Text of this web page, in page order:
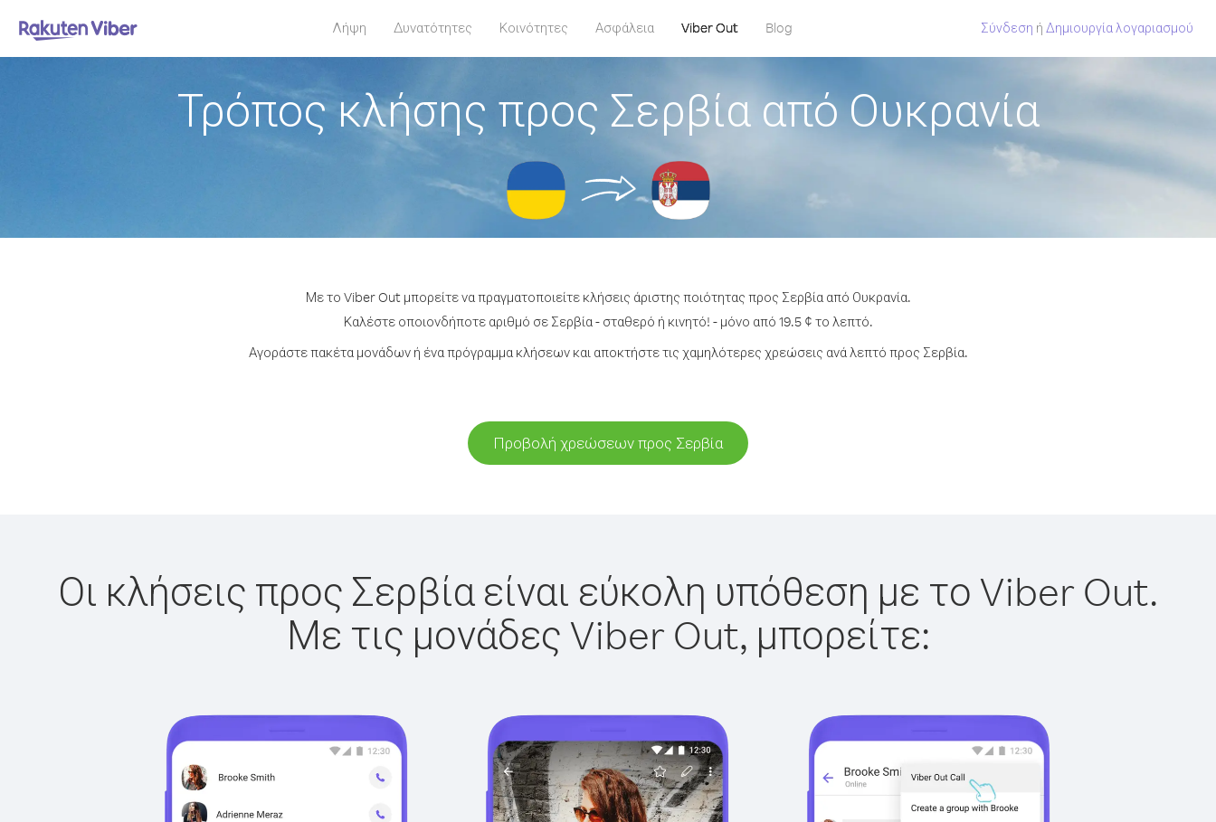
Λήψη Δυνατότητες Κοινότητες Ασφάλεια Viber Out Blog Σύνδεση ή Δημιουργία λογαριασμού
Τρόπος κλήσης προς Σερβία από Ουκρανία
Με το Viber Out μπορείτε να πραγματοποιείτε κλήσεις άριστης ποιότητας προς Σερβία από Ουκρανία.
Καλέστε οποιονδήποτε αριθμό σε Σερβία - σταθερό ή κινητό! - μόνο από 19.5 ¢ το λεπτό.
Αγοράστε πακέτα μονάδων ή ένα πρόγραμμα κλήσεων και αποκτήστε τις χαμηλότερες χρεώσεις ανά λεπτό προς Σερβία.
Προβολή χρεώσεων προς Σερβία
Οι κλήσεις προς Σερβία είναι εύκολη υπόθεση με το Viber Out.
Με τις μονάδες Viber Out, μπορείτε: